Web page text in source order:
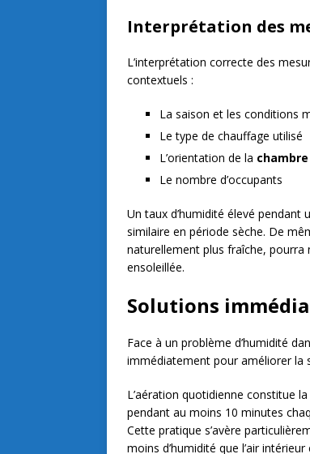
Interprétation des
L’interprétation correcte des
contextuels :
La saison et les conditions
Le type de chauffage utilisé
L’orientation de la chambre
Le nombre d’occupants
Un taux d’humidité élevé pendant
similaire en période sèche. De
naturellement plus fraîche, pourra
ensoleillée.
Solutions
Face à un problème d’humidité
immédiatement pour améliorer la
L’aération quotidienne constitue
pendant au moins 10 minutes
Cette pratique s’avère
moins d’humidité que l’air